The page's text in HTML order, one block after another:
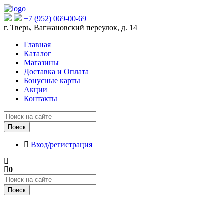
+7 (952) 069-00-69
г. Тверь, Вагжановский переулок, д. 14
Главная
Каталог
Магазины
Доставка и Оплата
Бонусные карты
Акции
Контакты
Поиск
Вход/регистрация
0
Поиск